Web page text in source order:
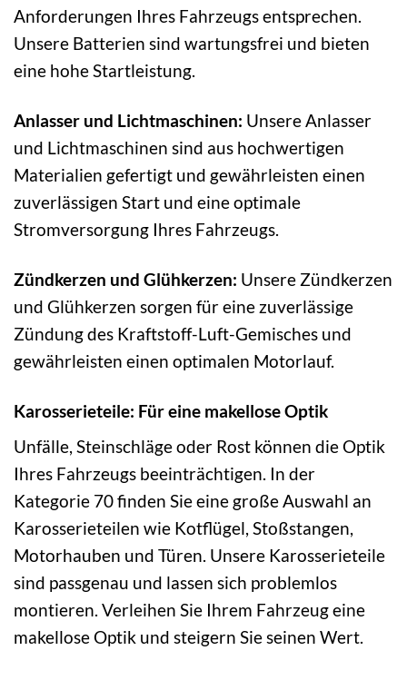
Anforderungen Ihres Fahrzeugs entsprechen.
Unsere Batterien sind wartungsfrei und bieten
eine hohe Startleistung.
Anlasser und Lichtmaschinen: Unsere Anlasser
und Lichtmaschinen sind aus hochwertigen
Materialien gefertigt und gewährleisten einen
zuverlässigen Start und eine optimale
Stromversorgung Ihres Fahrzeugs.
Zündkerzen und Glühkerzen: Unsere Zündkerzen
und Glühkerzen sorgen für eine zuverlässige
Zündung des Kraftstoff-Luft-Gemisches und
gewährleisten einen optimalen Motorlauf.
Karosserieteile: Für eine makellose Optik
Unfälle, Steinschläge oder Rost können die Optik
Ihres Fahrzeugs beeinträchtigen. In der
Kategorie 70 finden Sie eine große Auswahl an
Karosserieteilen wie Kotflügel, Stoßstangen,
Motorhauben und Türen. Unsere Karosserieteile
sind passgenau und lassen sich problemlos
montieren. Verleihen Sie Ihrem Fahrzeug eine
makellose Optik und steigern Sie seinen Wert.